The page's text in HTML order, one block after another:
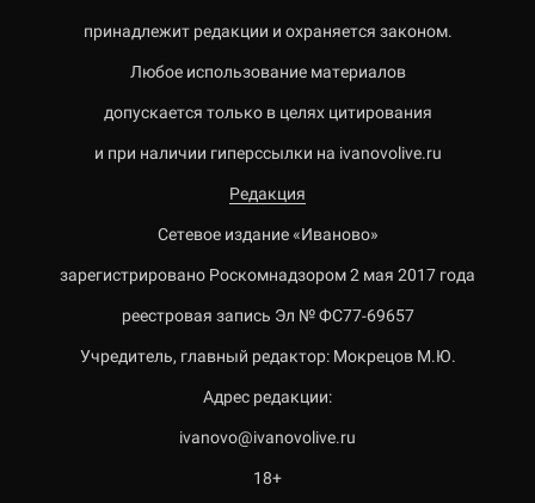
принадлежит редакции и охраняется законом.
Любое использование материалов
допускается только в целях цитирования
и при наличии гиперссылки на ivanovolive.ru
Редакция
Сетевое издание «Иваново»
зарегистрировано Роскомнадзором 2 мая 2017 года
реестровая запись Эл № ФС77-69657
Учредитель, главный редактор: Мокрецов М.Ю.
Адрес редакции:
ivanovo@ivanovolive.ru
18+